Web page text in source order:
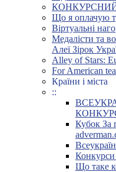
Що я оплачую
Віртуальні
Медалісти та
Алеї Зірок
Alley of Stars:
For American
Країни і міста
::
Кубок За
Конкурси
Що таке